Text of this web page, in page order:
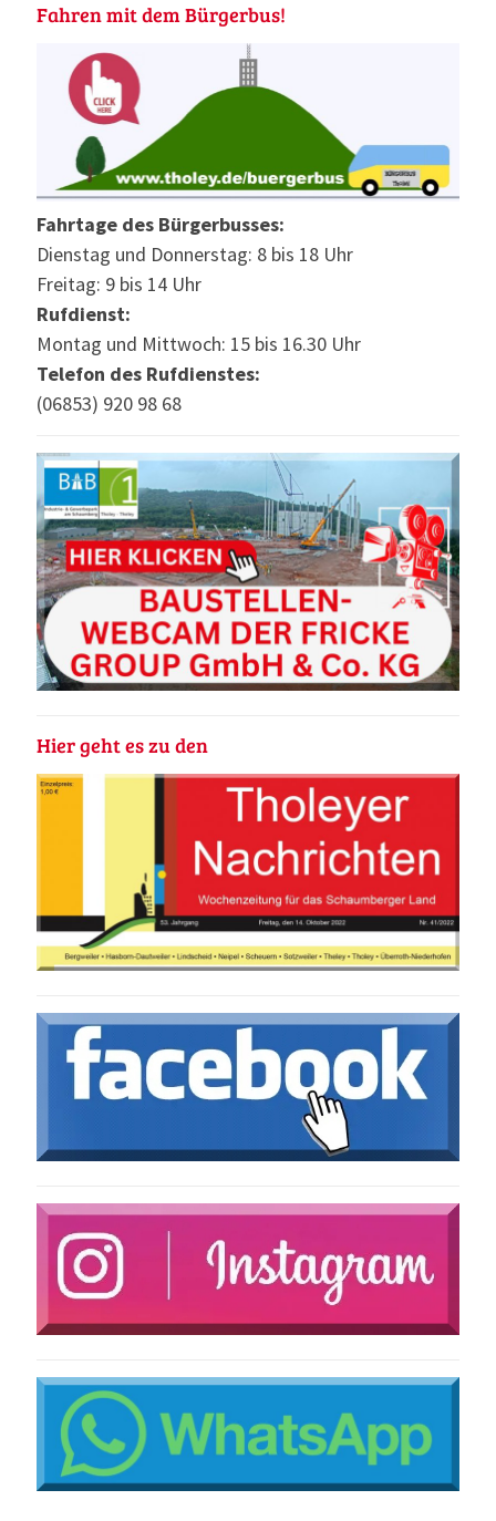
Fahren mit dem Bürgerbus!
Fahrtage des Bürgerbusses:
Dienstag und Donnerstag: 8 bis 18 Uhr
Freitag: 9 bis 14 Uhr
Rufdienst:
Montag und Mittwoch: 15 bis 16.30 Uhr
Telefon des Rufdienstes:
(06853) 920 98 68
Hier geht es zu den